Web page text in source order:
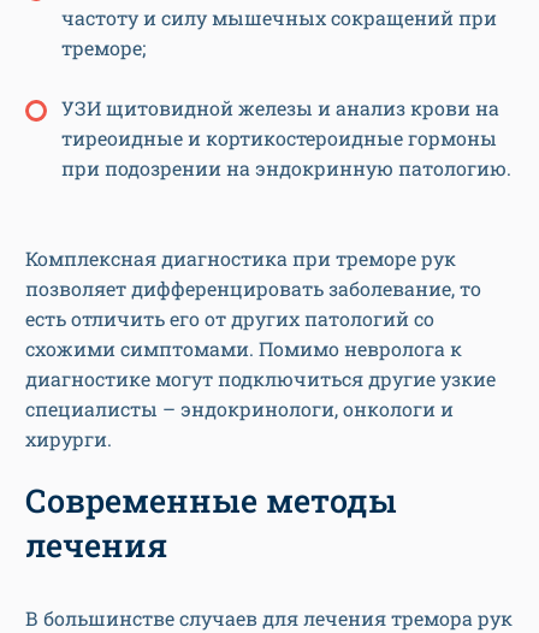
частоту и силу мышечных сокращений при
треморе;
УЗИ щитовидной железы и анализ крови на
тиреоидные и кортикостероидные гормоны
при подозрении на эндокринную патологию.
Комплексная диагностика при треморе рук
позволяет дифференцировать заболевание, то
есть отличить его от других патологий со
схожими симптомами. Помимо невролога к
диагностике могут подключиться другие узкие
специалисты – эндокринологи, онкологи и
хирурги.
Современные методы
лечения
В большинстве случаев для лечения тремора рук